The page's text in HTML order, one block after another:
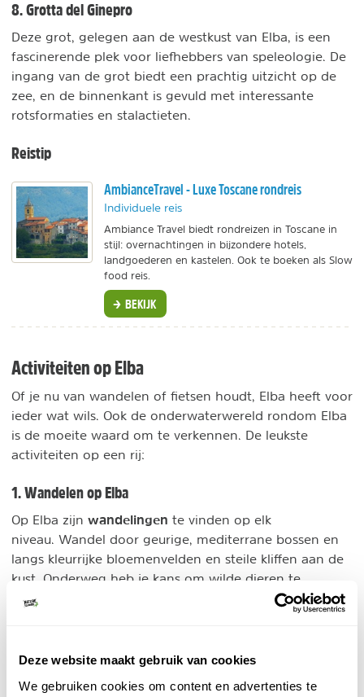
Deze website maakt gebruik van cookies
We gebruiken cookies om content en advertenties te
8. Grotta del Ginepro
Deze grot, gelegen aan de westkust van Elba, is een
fascinerende plek voor liefhebbers van speleologie. De
ingang van de grot biedt een prachtig uitzicht op de
zee, en de binnenkant is gevuld met interessante
rotsformaties en stalactieten.
Reistip
AmbianceTravel - Luxe Toscane rondreis
Individuele reis
Ambiance Travel biedt rondreizen in Toscane in
stijl: overnachtingen in bijzondere hotels,
landgoederen en kastelen. Ook te boeken als Slow
food reis.
BEKIJK
Activiteiten op Elba
Of je nu van wandelen of fietsen houdt, Elba heeft voor
ieder wat wils. Ook de onderwaterwereld rondom Elba
is de moeite waard om te verkennen. De leukste
activiteiten op een rij:
1. Wandelen op Elba
Op Elba zijn wandelingen te vinden op elk
niveau. Wandel door geurige, mediterrane bossen en
langs kleurrijke bloemenvelden en steile kliffen aan de
kust. Onderweg heb je kans om wilde dieren te
spotten, zoals herten, wilde zwijnen en verschillende
Heb je veel tijd en zin om te wandelen, loop dan
eiland van oost naar west. De trektocht start in Cavo.